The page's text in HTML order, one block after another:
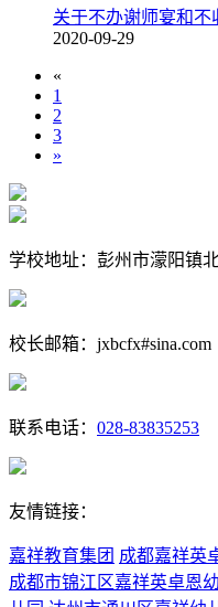
关于不办谢师宴和不
2020-09-29
«
1
2
3
»
学校地址：彭州市濛阳镇
校长邮箱：jxbcfx#sina.com
联系电话： 028-83835253
友情链接：
嘉祥教育集团 成都嘉祥英
成都市锦江区嘉祥英卓恩